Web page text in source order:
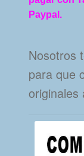
Paypal.
Nosotros
para que